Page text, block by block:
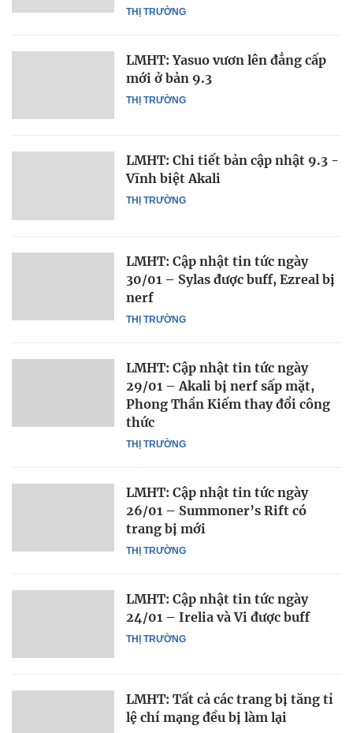
THỊ TRƯỜNG
THỊ TRƯỜNG
LMHT: Yasuo vươn lên đẳng cấp
mới ở bản 9.3
THỊ TRƯỜNG
LMHT: Chi tiết bản cập nhật 9.3 -
Vĩnh biệt Akali
THỊ TRƯỜNG
LMHT: Cập nhật tin tức ngày
30/01 – Sylas được buff, Ezreal bị
nerf
THỊ TRƯỜNG
LMHT: Cập nhật tin tức ngày
29/01 – Akali bị nerf sấp mặt,
Phong Thần Kiếm thay đổi công
thức
THỊ TRƯỜNG
LMHT: Cập nhật tin tức ngày
26/01 – Summoner’s Rift có
trang bị mới
THỊ TRƯỜNG
LMHT: Cập nhật tin tức ngày
24/01 – Irelia và Vi được buff
LMHT: Tất cả các trang bị tăng tỉ
lệ chí mạng đều bị làm lại